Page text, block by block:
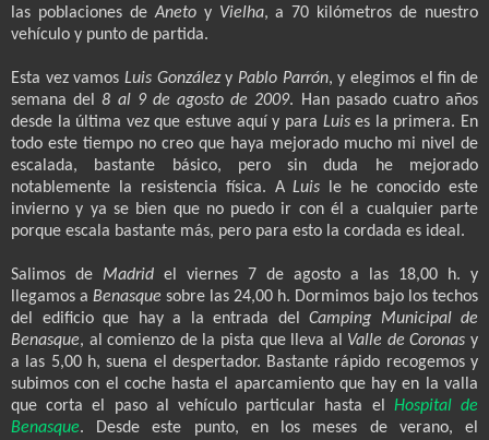
las poblaciones deAneto y Vielha, a 70 kilómetros de nuestro
vehículo y punto de partida.
Esta vez vamos Luis Gonzálezy Pablo Parrón, y elegimos el fin de
semana del8 al 9 de agosto de 2009. Han pasado cuatro años
desde la última vez que estuve aquí y para Luises la primera. En
todo este tiempo no creo que haya mejorado mucho mi nivel de
escalada, bastante básico, pero sin duda he mejorado
notablemente la resistencia física. ALuis
le he conocido este
invierno y ya se bien que no puedo ir con él a cualquier parte
porque escala bastante más, pero para esto la cordada es ideal.
Salimos de Madrid el viernes 7 de agosto a las 18,00 h. y
llegamos a Benasque sobre las 24,00 h. Dormimos bajo los techos
del edificio que hay a la entrada del
Camping Municipal de
Benasque, al comienzo de la pista que lleva al Valle de Coronas y
a las 5,00 h, suena el despertador. Bastante rápido recogemos y
subimos con el coche hasta el aparcamiento que hay en la valla
que corta el paso al vehículo particular hasta el
Hospital de
Benasque. Desde este punto, en los meses de verano, el